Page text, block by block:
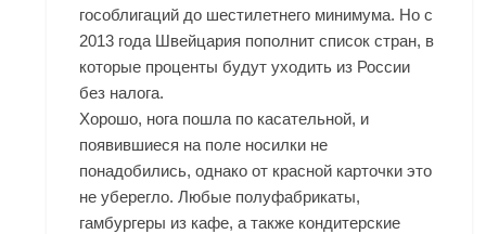
гособлигаций до шестилетнего минимума. Но с
2013 года Швейцария пополнит список стран, в
которые проценты будут уходить из России
без налога.
Хорошо, нога пошла по касательной, и
появившиеся на поле носилки не
понадобились, однако от красной карточки это
не уберегло. Любые полуфабрикаты,
гамбургеры из кафе, а также кондитерские